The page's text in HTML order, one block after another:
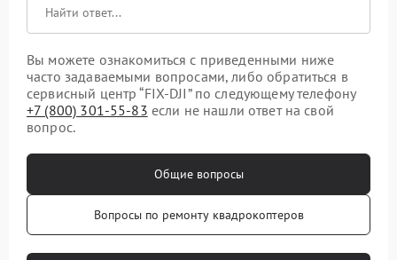
Вы можете ознакомиться с приведенными ниже
часто задаваемыми вопросами, либо обратиться в
сервисный центр “FIX-DJI” по следующему телефону
+7 (800) 301-55-83 если не нашли ответ на свой
вопрос.
Общие вопросы
Вопросы по ремонту квадрокоптеров